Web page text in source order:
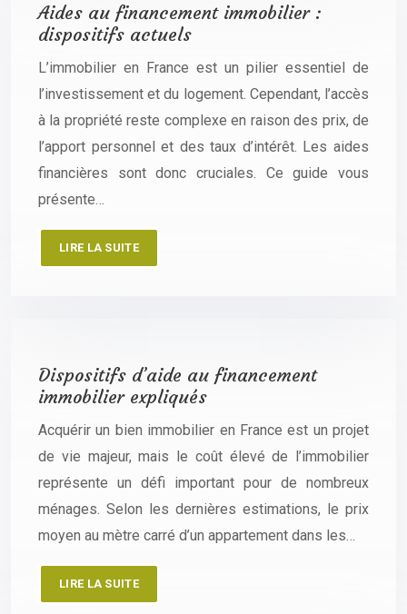
Aides au financement immobilier :
dispositifs actuels
L’immobilier en France est un pilier essentiel de
l’investissement et du logement. Cependant, l’accès
à la propriété reste complexe en raison des prix, de
l’apport personnel et des taux d’intérêt. Les aides
financières sont donc cruciales. Ce guide vous
présente…
LIRE LA SUITE
Dispositifs d’aide au financement
immobilier expliqués
Acquérir un bien immobilier en France est un projet
de vie majeur, mais le coût élevé de l’immobilier
représente un défi important pour de nombreux
ménages. Selon les dernières estimations, le prix
moyen au mètre carré d’un appartement dans les…
LIRE LA SUITE